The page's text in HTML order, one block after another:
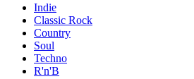
Indie
Classic Rock
Country
Soul
Techno
R'n'B